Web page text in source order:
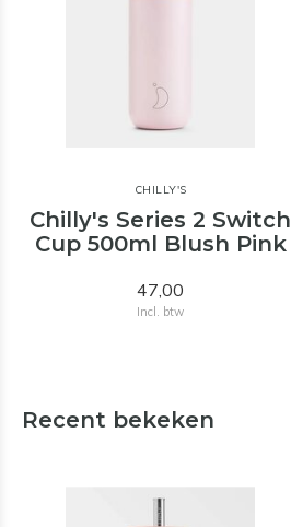
CHILLY'S
Chilly's Series 2 Switch
Cup 500ml Blush Pink
47,00
Incl. btw
Recent bekeken